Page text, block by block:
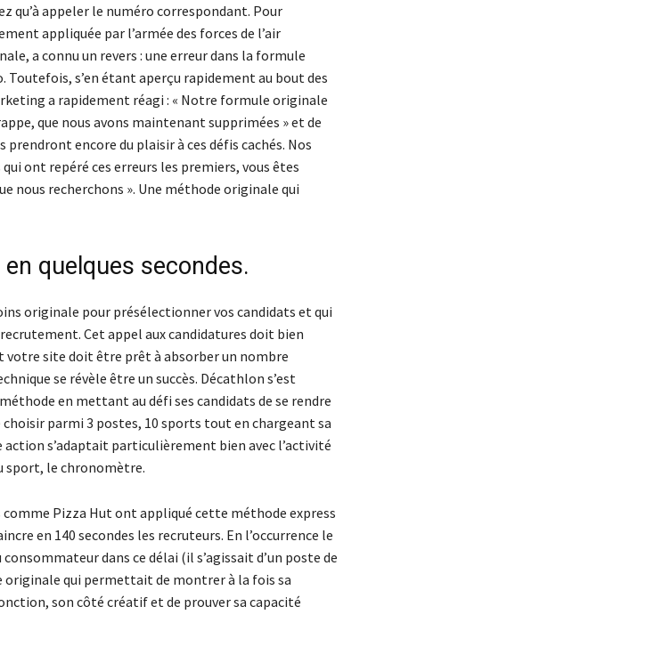
qu’à appeler le numéro correspondant. Pour
appliquée par l’armée des forces de l’air
a connu un revers : une erreur dans la formule
Toutefois, s’en étant aperçu rapidement au bout des
a rapidement réagi : « Notre formule originale
que nous avons maintenant supprimées » et de
prendront encore du plaisir à ces défis cachés. Nos
ont repéré ces erreurs les premiers, vous êtes
nous recherchons ». Une méthode originale qui
quelques secondes.
originale pour présélectionner vos candidats et qui
Cet appel aux candidatures doit bien
votre site doit être prêt à absorber un nombre
se révèle être un succès. Décathlon s’est
en mettant au défi ses candidats de se rendre
parmi 3 postes, 10 sports tout en chargeant sa
s’adaptait particulièrement bien avec l’activité
sport, le chronomètre.
Pizza Hut ont appliqué cette méthode express
en 140 secondes les recruteurs. En l’occurrence le
dans ce délai (il s’agissait d’un poste de
originale qui permettait de montrer à la fois sa
son côté créatif et de prouver sa capacité